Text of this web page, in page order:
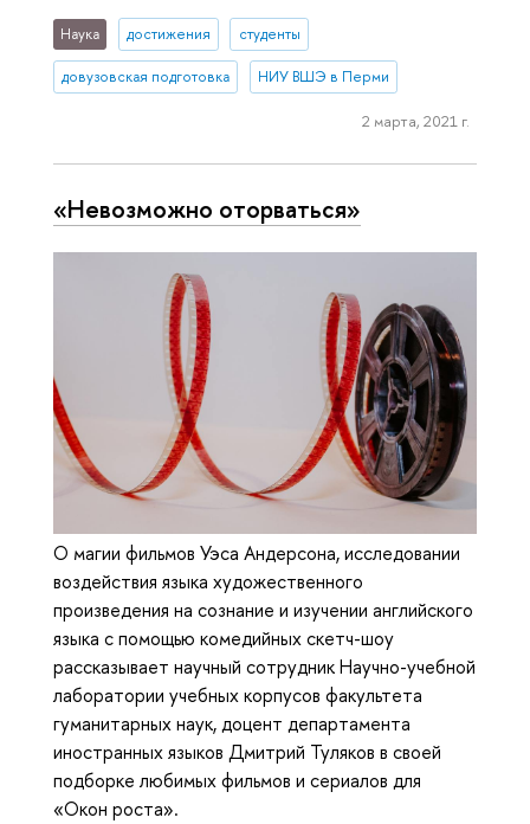
Наука достижения студенты
довузовская подготовка НИУ ВШЭ в Перми
2 марта, 2021 г.
«Невозможно оторваться»
О магии фильмов Уэса Андерсона, исследовании
воздействия языка художественного
произведения на сознание и изучении английского
языка с помощью комедийных скетч-шоу
рассказывает научный сотрудник Научно-учебной
лаборатории учебных корпусов факультета
гуманитарных наук, доцент департамента
иностранных языков Дмитрий Туляков в своей
подборке любимых фильмов и сериалов для
«Окон роста».